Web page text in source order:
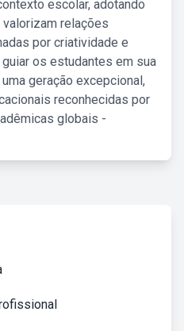
escolar, adotando
relações
por criatividade e
os estudantes em sua
geração excepcional,
reconhecidas por
globais -